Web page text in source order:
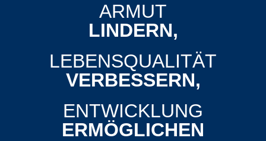
ARMUT
LINDERN,
LEBENSQUALITÄT
VERBESSERN,
ENTWICKLUNG
ERMÖGLICHEN